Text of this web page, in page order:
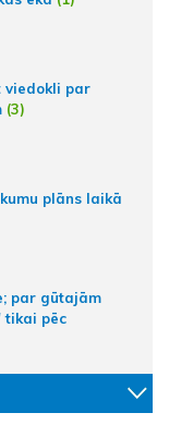
viedokli par
(3)
plāns laikā
par gūtajām
tikai pēc